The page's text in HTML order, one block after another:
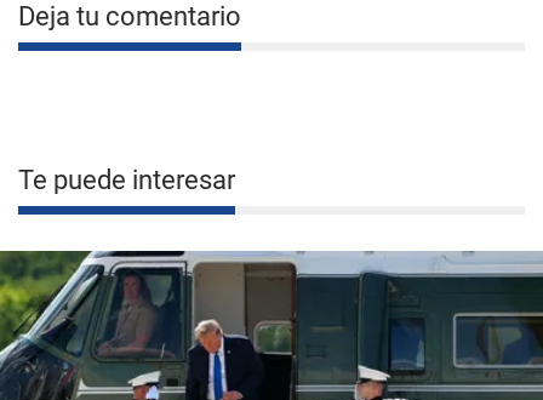
Deja tu comentario
Te puede interesar